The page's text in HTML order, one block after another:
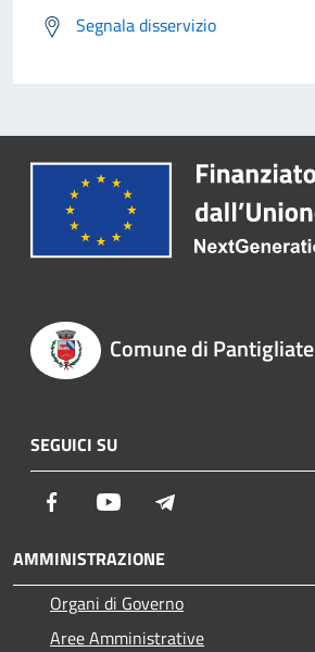
Segnala disservizio
Comune di Pantigliate
SEGUICI SU
Facebook Youtube
AMMINISTRAZIONE
Organi di Governo
Aree Amministrative